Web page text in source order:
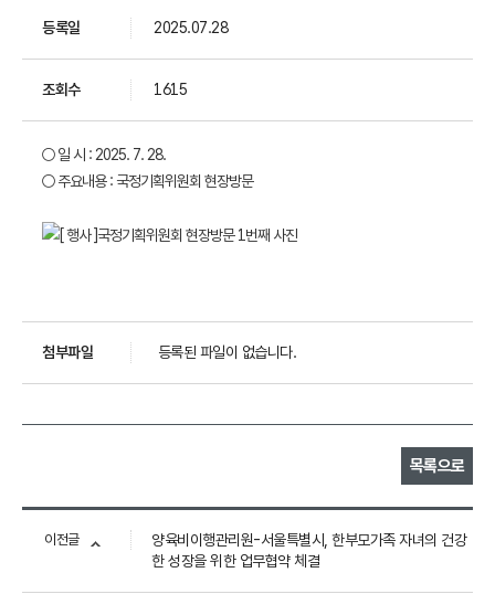
등록일 2025.07.28
조회수 1615
○ 일 시 : 2025. 7. 28.
○ 주요내용 : 국정기획위원회 현장방문
첨부파일 등록된 파일이 없습니다.
목록으로
이전글
양육비이행관리원-서울특별시, 한부모가족 자녀의 건강
한 성장을 위한 업무협약 체결